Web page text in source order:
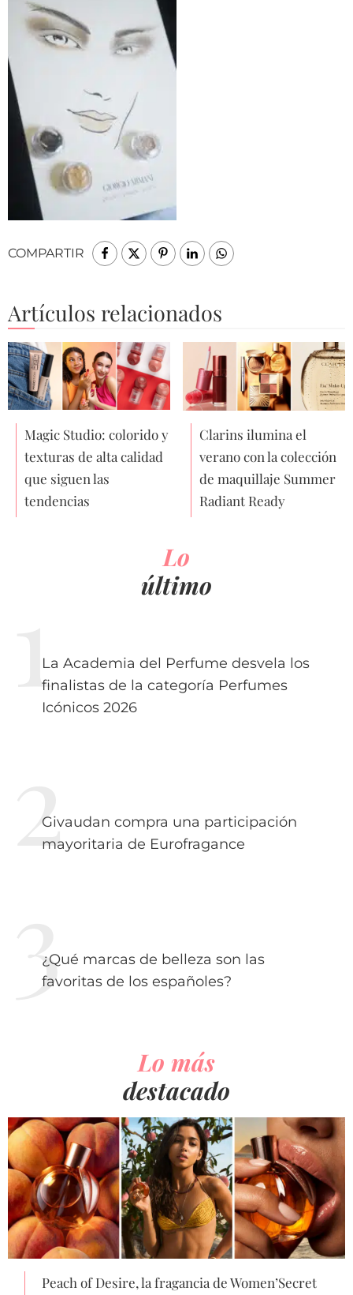
COMPARTIR
Artículos relacionados
Magic Studio: colorido y
texturas de alta calidad
que siguen las
tendencias
Clarins ilumina el
verano con la colección
de maquillaje Summer
Radiant Ready
Lo
último
La Academia del Perfume desvela los
finalistas de la categoría Perfumes
Icónicos 2026
Givaudan compra una participación
mayoritaria de Eurofragance
¿Qué marcas de belleza son las
favoritas de los españoles?
Lo más
destacado
Peach of Desire, la fragancia de Women’Secret